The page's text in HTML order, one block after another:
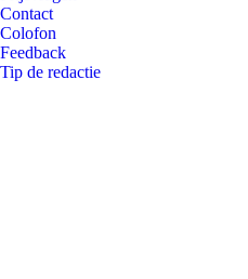
Contact
Colofon
Feedback
Tip de redactie